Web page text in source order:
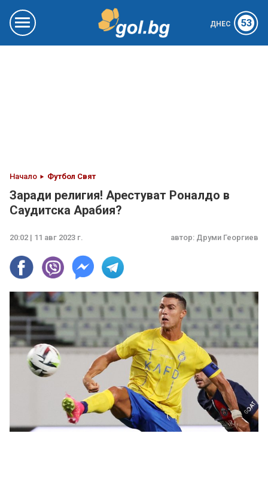
ДНЕС 53
Начало Футбол Свят
Заради религия! Арестуват Роналдо в
Саудитска Арабия?
20:02 | 11 авг 2023 г. автор: Друми Георгиев